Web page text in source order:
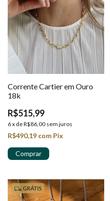
Corrente Cartier em Ouro
18k
R$515,99
6x deR$86,00 sem juros
R$490,19 com Pix
GRÁTIS